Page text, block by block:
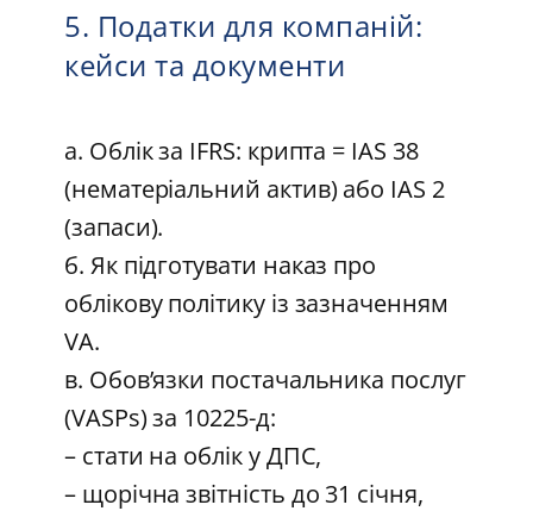
5. Податки для компаній:
кейси та документи
а. Облік за IFRS: крипта = IAS 38
(нематеріальний актив) або IAS 2
(запаси).
б. Як підготувати наказ про
облікову політику із зазначенням
VA.
в. Обов’язки постачальника послуг
(VASPs) за 10225-д:
– стати на облік у ДПС,
– щорічна звітність до 31 січня,